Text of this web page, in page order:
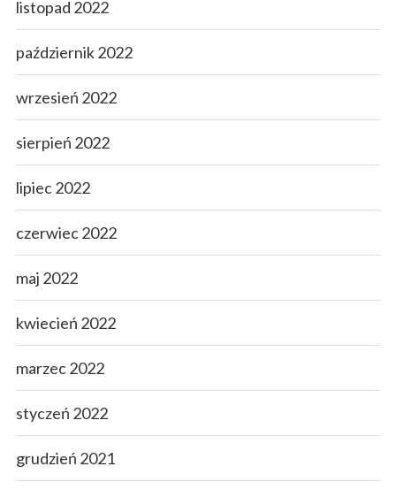
listopad 2022
październik 2022
wrzesień 2022
sierpień 2022
lipiec 2022
czerwiec 2022
maj 2022
kwiecień 2022
marzec 2022
styczeń 2022
grudzień 2021